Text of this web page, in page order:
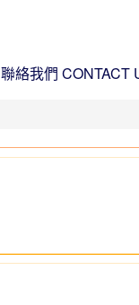
聯絡我們 CONTACT